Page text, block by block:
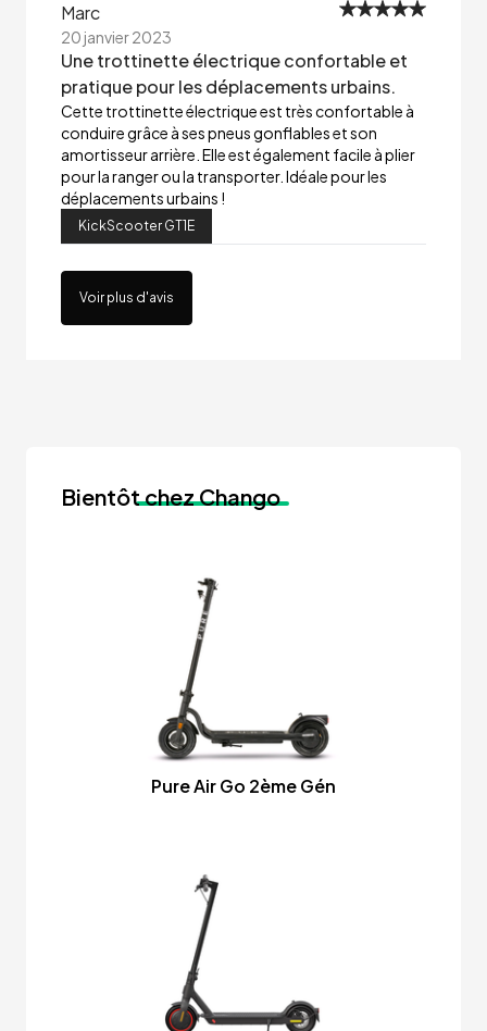
Marc
20 janvier 2023
Une trottinette électrique confortable et
pratique pour les déplacements urbains.
Cette trottinette électrique est très confortable à
conduire grâce à ses pneus gonflables et son
amortisseur arrière. Elle est également facile à plier
pour la ranger ou la transporter. Idéale pour les
déplacements urbains !
KickScooter GT1E
Voir plus d'avis
Bientôtchez Chango
Pure Air Go 2ème Gén